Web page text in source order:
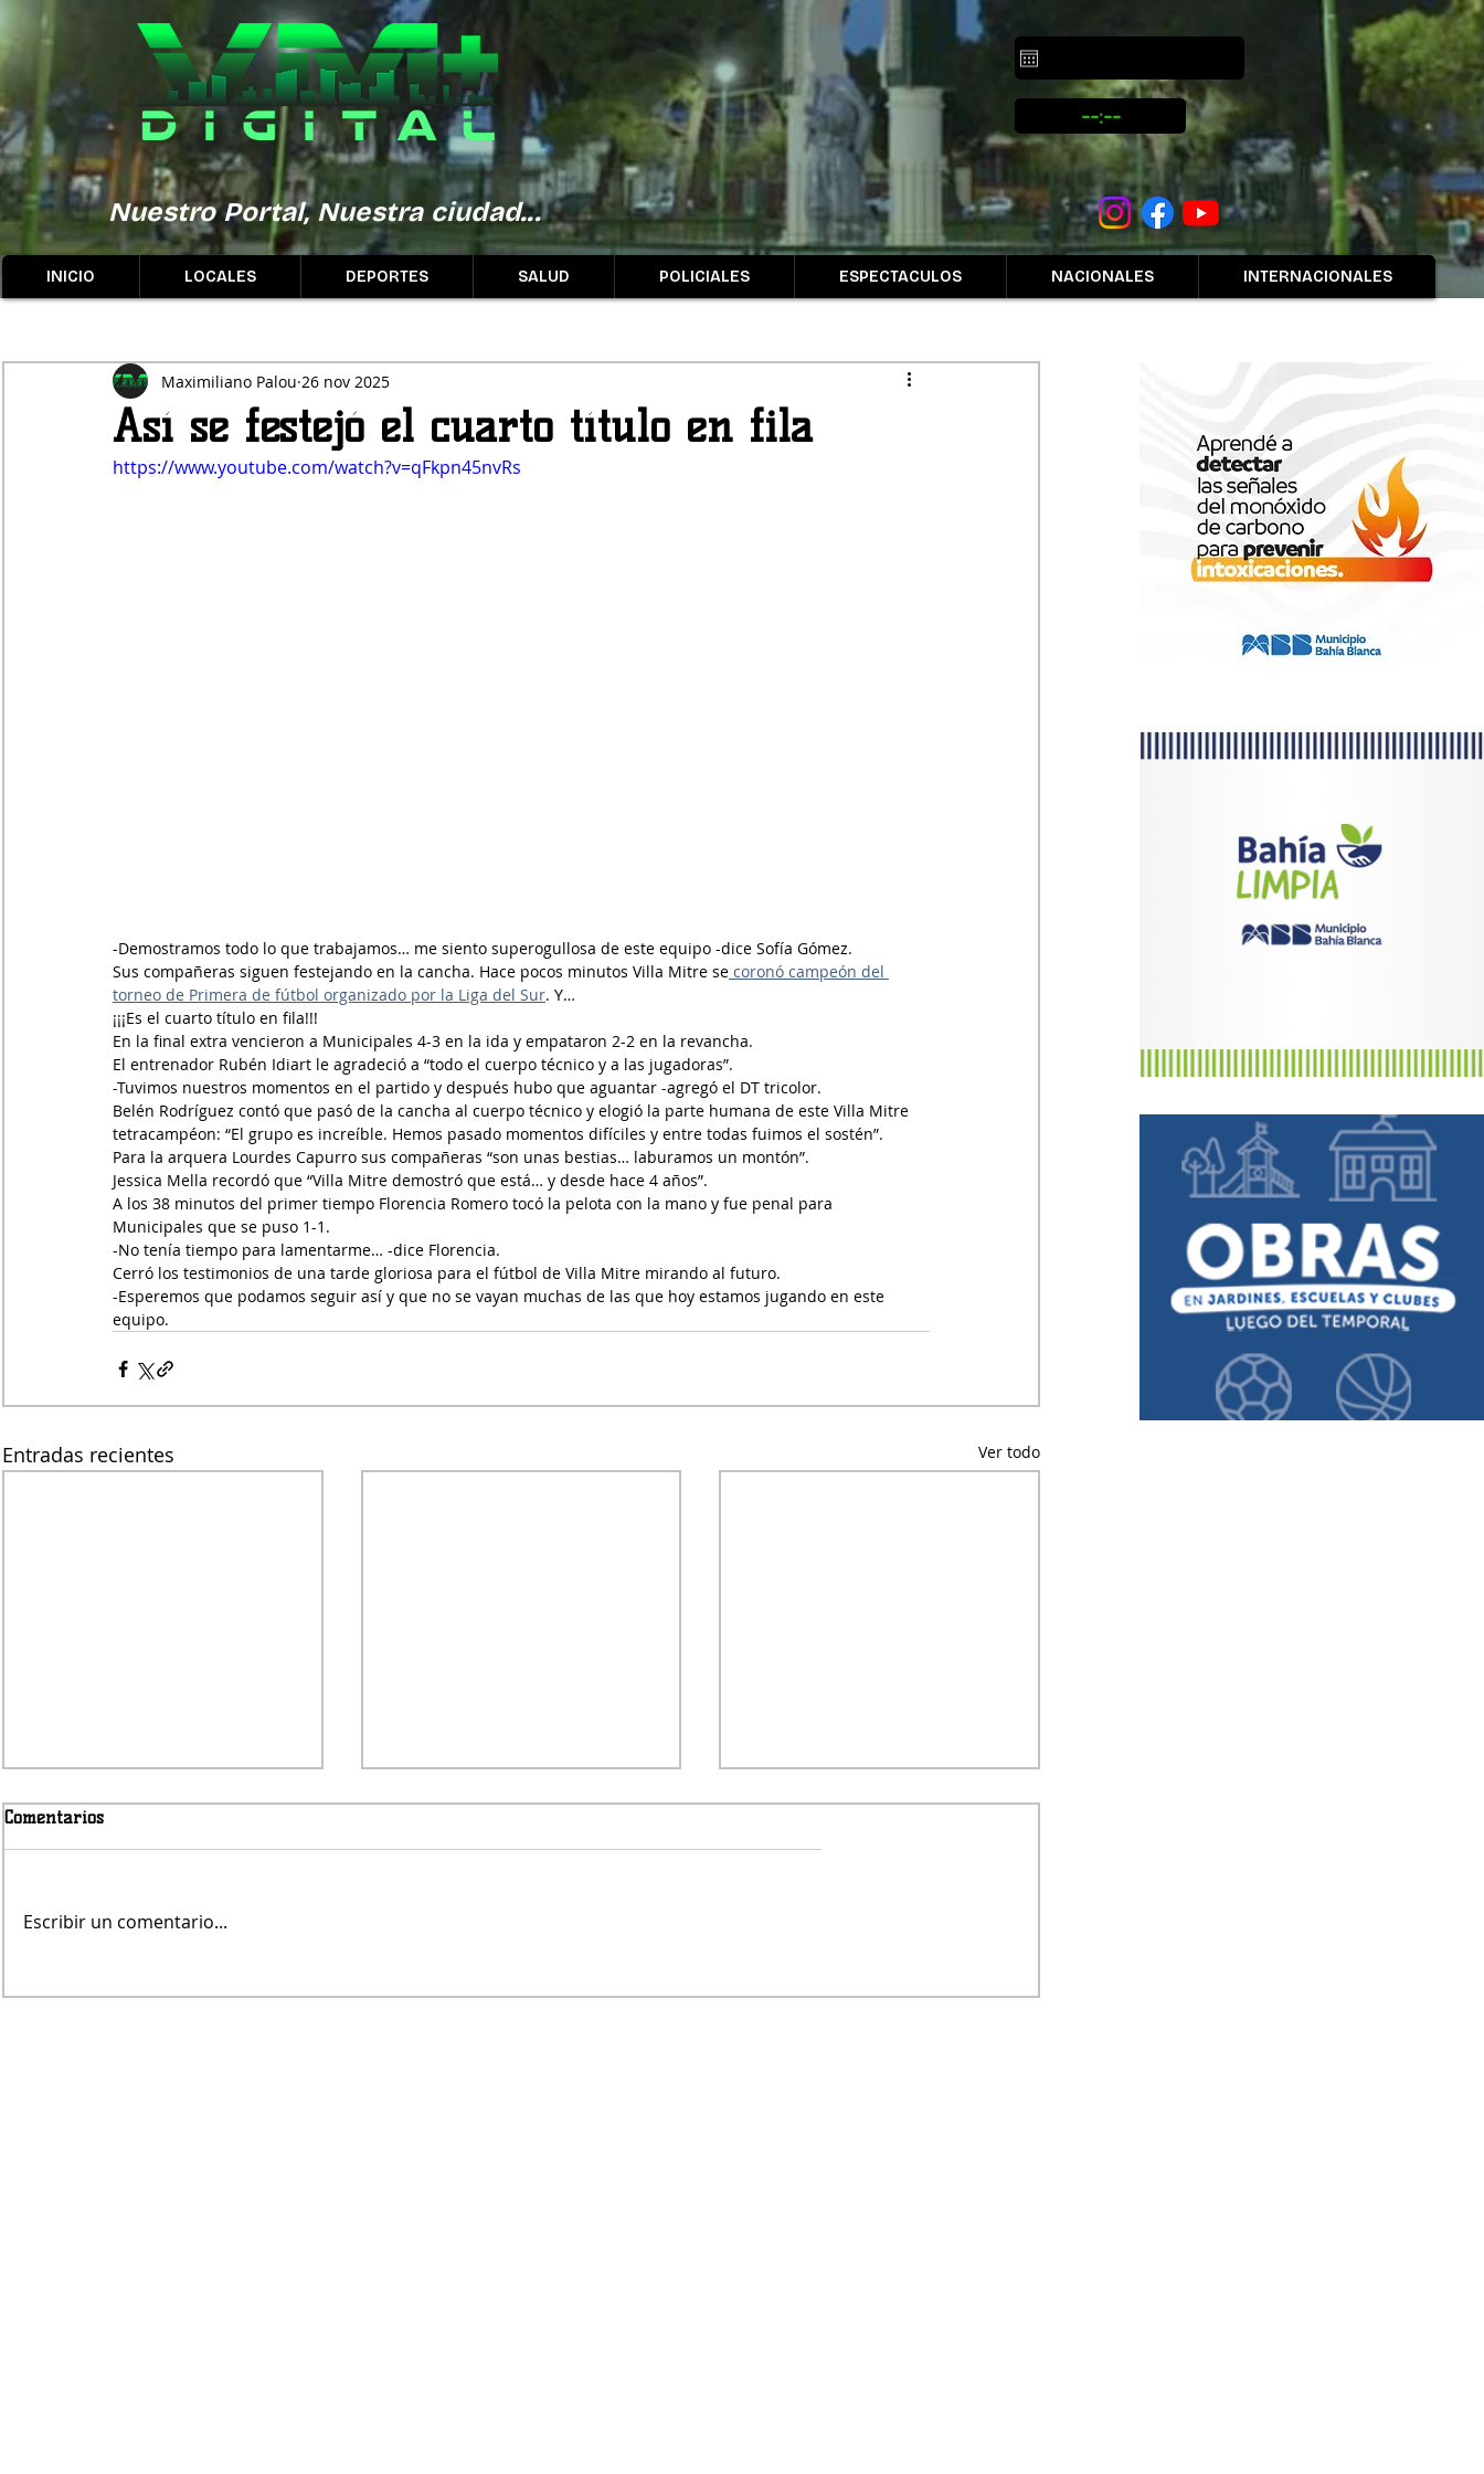
Nuestro Portal, Nuestra ciudad...
INICIO LOCALES DEPORTES SALUD POLICIALES ESPECTACULOS NACIONALES INTERNACIONALES
Así se festejó el cuarto título en fila
Maximiliano Palou 26 nov 2025
https://www.youtube.com/watch?v=qFkpn45nvRs
-Demostramos todo lo que trabajamos… me siento superogullosa de este equipo -dice Sofía Gómez.
Sus compañeras siguen festejando en la cancha. Hace pocos minutos Villa Mitre se coronó campeón del
torneo de Primera de fútbol organizado por la Liga del Sur. Y…
¡¡¡Es el cuarto título en fila!!!
En la final extra vencieron a Municipales 4-3 en la ida y empataron 2-2 en la revancha.
El entrenador Rubén Idiart le agradeció a “todo el cuerpo técnico y a las jugadoras”.
-Tuvimos nuestros momentos en el partido y después hubo que aguantar -agregó el DT tricolor.
Belén Rodríguez contó que pasó de la cancha al cuerpo técnico y elogió la parte humana de este Villa Mitre
tetracampéon: “El grupo es increíble. Hemos pasado momentos difíciles y entre todas fuimos el sostén”.
Para la arquera Lourdes Capurro sus compañeras “son unas bestias… laburamos un montón”.
Jessica Mella recordó que “Villa Mitre demostró que está… y desde hace 4 años”.
A los 38 minutos del primer tiempo Florencia Romero tocó la pelota con la mano y fue penal para
Municipales que se puso 1-1.
-No tenía tiempo para lamentarme… -dice Florencia.
Cerró los testimonios de una tarde gloriosa para el fútbol de Villa Mitre mirando al futuro.
-Esperemos que podamos seguir así y que no se vayan muchas de las que hoy estamos jugando en este
equipo.
Entradas recientes Ver todo
Comentarios
Escribir un comentario...